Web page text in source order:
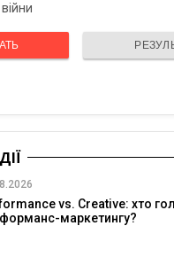
vs. Creative: хто
маркетингу?